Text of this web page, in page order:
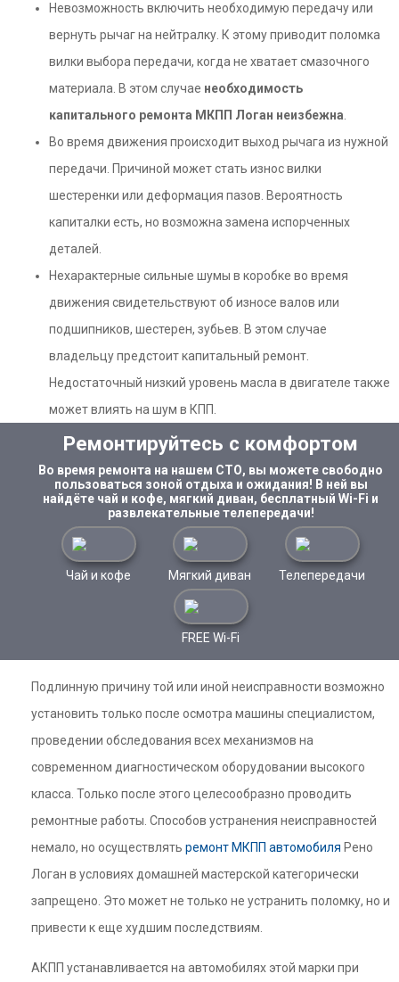
Невозможность включить необходимую передачу или
вернуть рычаг на нейтралку. К этому приводит поломка
вилки выбора передачи, когда не хватает смазочного
материала. В этом случае необходимость
капитального ремонта МКПП Логан неизбежна
Во время движения происходит выход рычага из нужной
передачи. Причиной может стать износ вилки
шестеренки или деформация пазов. Вероятность
капиталки есть, но возможна замена испорченных
деталей.
Нехарактерные сильные шумы в коробке во время
движения свидетельствуют об износе валов или
подшипников, шестерен, зубьев. В этом случае
владельцу предстоит капитальный ремонт.
Недостаточный низкий уровень масла в двигателе также
может влиять на шум в КПП.
Ремонтируйтесь с комфортом
Во время ремонта на нашем СТО, вы можете свободно
пользоваться зоной отдыха и ожидания! В ней вы
найдёте чай и кофе, мягкий диван, бесплатный Wi-Fi и
развлекательные телепередачи!
Чай и кофе Мягкий диван Телепередачи
FREE Wi-Fi
Подлинную причину той или иной неисправности возможно
установить только после осмотра машины специалистом,
проведении обследования всех механизмов на
современном диагностическом оборудовании высокого
класса. Только после этого целесообразно проводить
ремонтные работы. Способов устранения неисправностей
немало, но осуществлять ремонт МКПП автомобиля Рено
Логан в условиях домашней мастерской категорически
запрещено. Это может не только не устранить поломку, но и
привести к еще худшим последствиям.
АКПП устанавливается на автомобилях этой марки при